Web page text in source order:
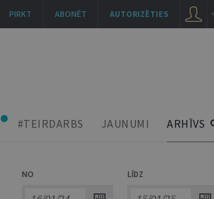
#TEIRDARBS JAUNUMI ARHĪVS
NO LĪDZ
AUTORIZĒTIES
ABONĒT
PIRKT